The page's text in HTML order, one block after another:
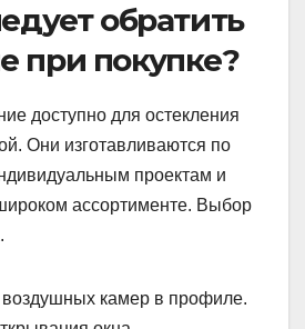
обратить
при покупке?
доступно для остекления
Они изготавливаются по
проектам и
ассортименте. Выбор
воздушных камер в профиле.